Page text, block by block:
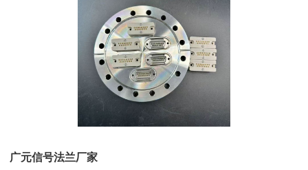
广元信号法兰厂家